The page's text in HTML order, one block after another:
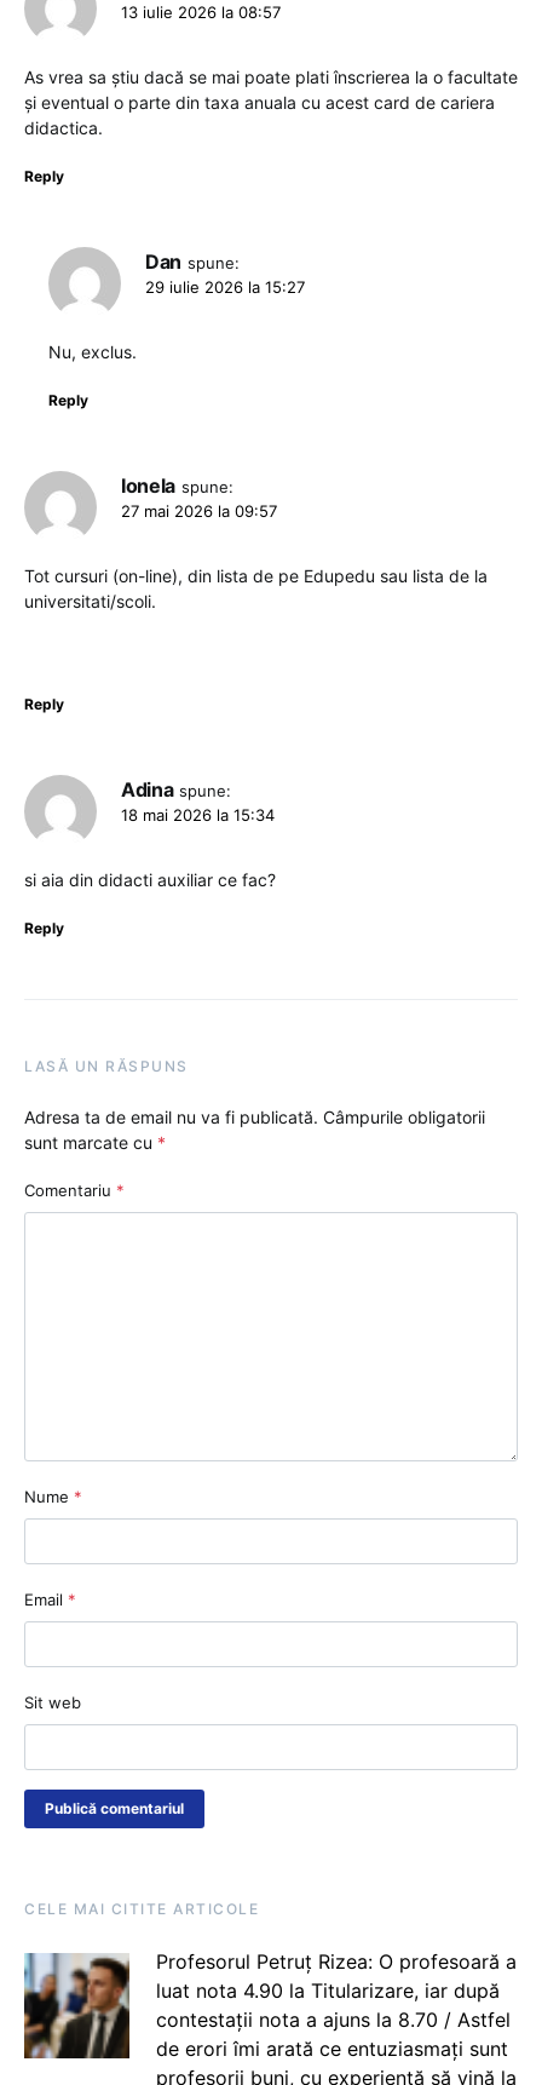
13 iulie 2026 la 08:57
As vrea sa știu dacă se mai poate plati înscrierea la o facultate
și eventual o parte din taxa anuala cu acest card de cariera
didactica.
Reply
Dan spune:
29 iulie 2026 la 15:27
Nu, exclus.
Reply
Ionela spune:
27 mai 2026 la 09:57
Tot cursuri (on-line), din lista de pe Edupedu sau lista de la
universitati/scoli.
Reply
Adina spune:
18 mai 2026 la 15:34
si aia din didacti auxiliar ce fac?
Reply
LASĂ UN RĂSPUNS
Adresa ta de email nu va fi publicată. Câmpurile obligatorii
sunt marcate cu *
Comentariu *
Nume *
Email *
Sit web
CELE MAI CITITE ARTICOLE
Profesorul Petruț Rizea: O profesoară a
luat nota 4.90 la Titularizare, iar după
contestații nota a ajuns la 8.70 / Astfel
de erori îmi arată ce entuziasmați sunt
profesorii buni, cu experiență să vină la